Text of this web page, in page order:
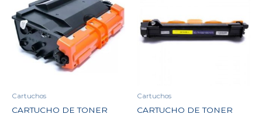
Cartuchos
CARTUCHO DE TONER
Cartuchos
CARTUCHO DE TONER